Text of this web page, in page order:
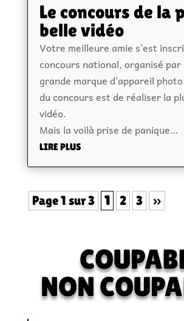
Le concours de la
belle vidéo
Votre meilleure amie s’est
concours national, organisé par
grande marque d’appareil
du concours est de réaliser la
vidéo.
Mais la voilà prise de panique…
LIRE PLUS
Page 1 sur 3 1 2 3 »
NON